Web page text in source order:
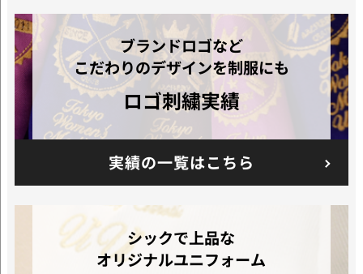
ブランドロゴなど
こだわりのデザインを制服にも
ロゴ刺繍実績
実績の一覧はこちら
シックで上品な
オリジナルユニフォーム